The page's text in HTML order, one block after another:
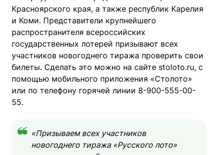
Красноярского края, а также республик Карелия
и Коми. Представители крупнейшего
распространителя всероссийских
государственных лотерей призывают всех
участников новогоднего тиража проверить свои
билеты. Сделать это можно на сайте stoloto.ru, с
помощью мобильного приложения «Столото»
или по телефону горячей линии 8-900-555-00-
55.
«Призываем всех участников
новогоднего тиража «Русского лото»